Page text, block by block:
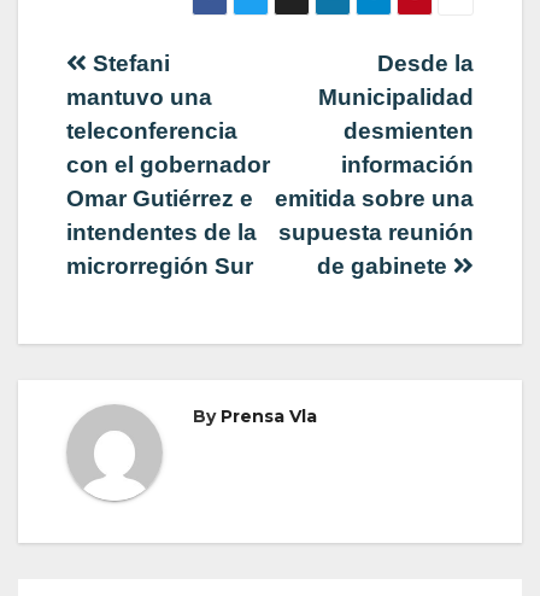
Navegación
de
entradas
Desde la
Municipalidad
desmienten
información
emitida sobre una
supuesta reunión
de gabinete
Stefani
mantuvo una
teleconferencia
con el gobernador
Omar Gutiérrez e
intendentes de la
microrregión Sur
By Prensa Vla